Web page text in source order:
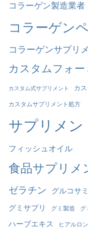
コラーゲン製造業者
コラーゲン
コラーゲンサプリ
カスタムフォー
カスタム式サプリメント カ
カスタムサプリメント処方
サプリメン
フィッシュオイル
食品サプリメ
ゼラチン グルコサ
グミサプリ グミ製造 グ
ハーブエキス ヒアルロ